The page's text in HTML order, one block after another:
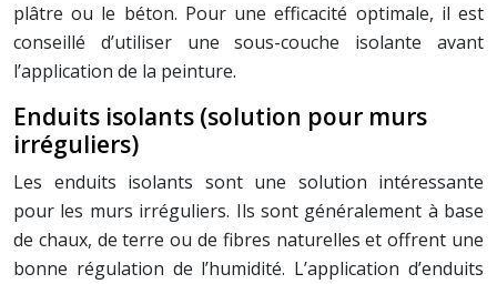
plâtre ou le béton. Pour une efficacité optimale, il est
conseillé d’utiliser une sous-couche isolante avant
l’application de la peinture.
Enduits isolants (solution pour murs
irréguliers)
Les enduits isolants sont une solution intéressante
pour les murs irréguliers. Ils sont généralement à base
de chaux, de terre ou de fibres naturelles et offrent une
bonne régulation de l’humidité. L’application d’enduits